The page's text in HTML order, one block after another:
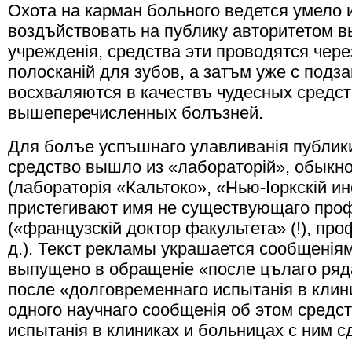
Охота на карман больного ведется
воздъйствовать на публику авторитетом
учрежденiя, средства эти проводятся
полосканiй для зубов, а затъм уже с
восхваляются в качествъ чудесных
вышеперечисленных болъзней.
Для болъе успъшнаго улавливанiя
средство вышло из «лабораторiй»,
(лабораторiя «Кальтоко», «Нью-Iоркскiй
пристегивают имя не существующаго
(«французскiй доктор факультета» (!),
д.). Текст рекламы украшается
выпущено в обращенiе «после цълаго
после «долговременнаго испытанiя в
одного научнаго сообщенiя об этом
испытанiя в клиниках и больницах с ним